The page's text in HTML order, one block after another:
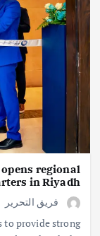
regional
in Riyadh
فريق التحرير
to provide strong